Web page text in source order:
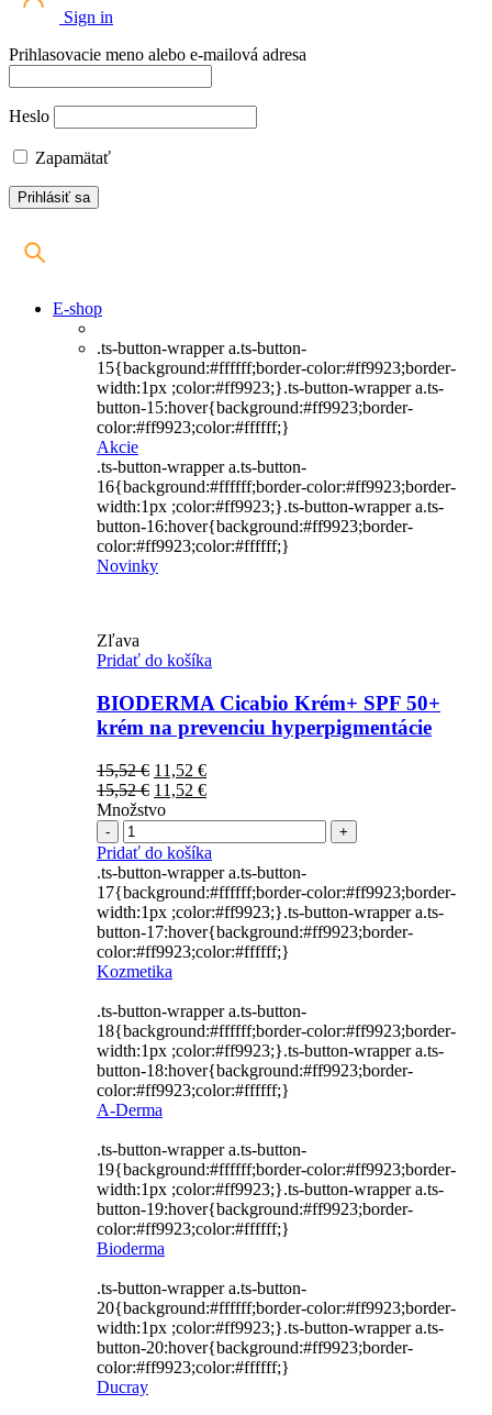
Sign in
Prihlasovacie meno alebo e-mailová adresa
Heslo
Zapamätať
E-shop
.ts-button-wrapper a.ts-button-
15{background:#ffffff;border-color:#ff9923;border-
width:1px ;color:#ff9923;}.ts-button-wrapper a.ts-
button-15:hover{background:#ff9923;border-
color:#ff9923;color:#ffffff;}
Akcie
.ts-button-wrapper a.ts-button-
16{background:#ffffff;border-color:#ff9923;border-
width:1px ;color:#ff9923;}.ts-button-wrapper a.ts-
button-16:hover{background:#ff9923;border-
color:#ff9923;color:#ffffff;}
Novinky
Zľava
Pridať do košíka
BIODERMA Cicabio Krém+ SPF 50+
krém na prevenciu hyperpigmentácie
15,52€ Pôvodná
cena
bola:
11,52 €Aktuálna
cena
15,52€ Pôvodná
cena
15,52 €.
11,52 €Aktuálna
11,52 €.
Množstvo
Počet
Pridať do košíka
.ts-button-wrapper a.ts-button-
17{background:#ffffff;border-color:#ff9923;border-
width:1px ;color:#ff9923;}.ts-button-wrapper a.ts-
button-17:hover{background:#ff9923;border-
color:#ff9923;color:#ffffff;}
Kozmetika
.ts-button-wrapper a.ts-button-
18{background:#ffffff;border-color:#ff9923;border-
width:1px ;color:#ff9923;}.ts-button-wrapper a.ts-
button-18:hover{background:#ff9923;border-
color:#ff9923;color:#ffffff;}
A-Derma
.ts-button-wrapper a.ts-button-
19{background:#ffffff;border-color:#ff9923;border-
width:1px ;color:#ff9923;}.ts-button-wrapper a.ts-
button-19:hover{background:#ff9923;border-
color:#ff9923;color:#ffffff;}
Bioderma
.ts-button-wrapper a.ts-button-
20{background:#ffffff;border-color:#ff9923;border-
width:1px ;color:#ff9923;}.ts-button-wrapper a.ts-
button-20:hover{background:#ff9923;border-
color:#ff9923;color:#ffffff;}
Ducray